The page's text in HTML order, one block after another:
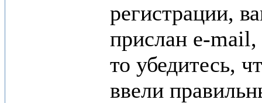
регистрации,
прислан e-
то убедитесь,
ввели